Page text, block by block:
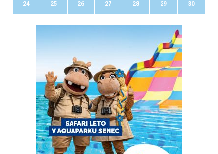
24 25 26 27 28 29 30